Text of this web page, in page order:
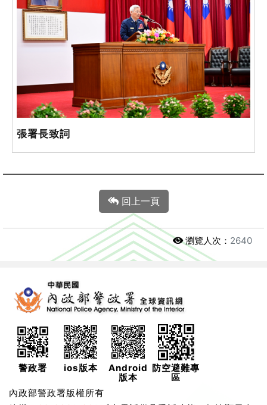
張署長致詞
回上一頁
瀏覽人次： 2640
警政署 ios版本
Android
版本
防空避難專
區
內政部警政署版權所有